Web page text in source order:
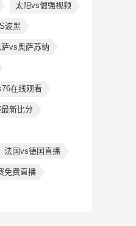
太阳vs倔强视频
波黑
萨vs奥萨苏纳
在线观看
新比分
法国vs德国直播
免费直播